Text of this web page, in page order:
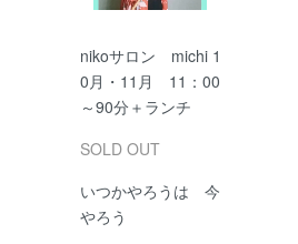
nikoサロン michi 1
0月・11月 11：00
～90分＋ランチ
SOLD OUT
いつかやろうは 今
やろう